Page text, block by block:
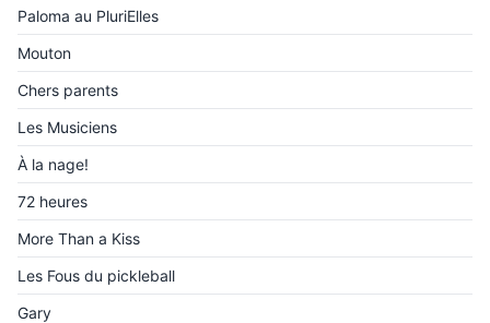
Paloma au PluriElles
Mouton
Chers parents
Les Musiciens
À la nage!
72 heures
More Than a Kiss
Les Fous du pickleball
Gary